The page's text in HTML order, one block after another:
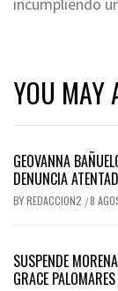
incumpliendo
YOU MAY
GEOVANNA
DENUNCIA
BYREDACCION2 /8
SUSPENDE
GRACE